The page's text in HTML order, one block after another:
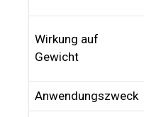
Wirkung auf
Gewicht
Anwendungszweck